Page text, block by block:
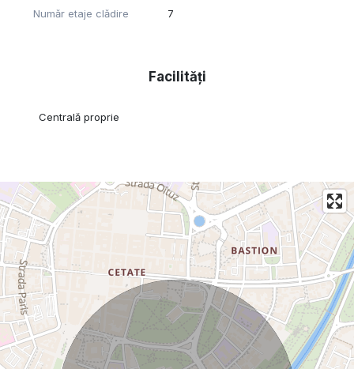
Număr etaje clădire 7
Facilități
Centrală proprie